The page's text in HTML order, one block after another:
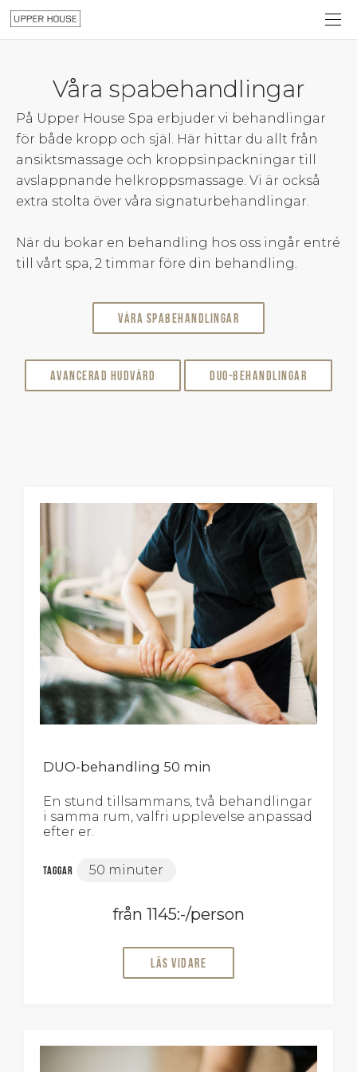
Våra spabehandlingar
På Upper House Spa erbjuder vi behandlingar
för både kropp och själ. Här hittar du allt från
ansiktsmassage och kroppsinpackningar till
avslappnande helkroppsmassage. Vi är också
extra stolta över våra signaturbehandlingar.
När du bokar en behandling hos oss ingår entré
till vårt spa, 2 timmar före din behandling.
Våra spabehandlingar
Avancerad Hudvård DUO-behandlingar
DUO-behandling 50 min
En stund tillsammans, två behandlingar
i samma rum, valfri upplevelse anpassad
efter er.
Taggar 50 minuter
från 1145:-/person
Läs vidare